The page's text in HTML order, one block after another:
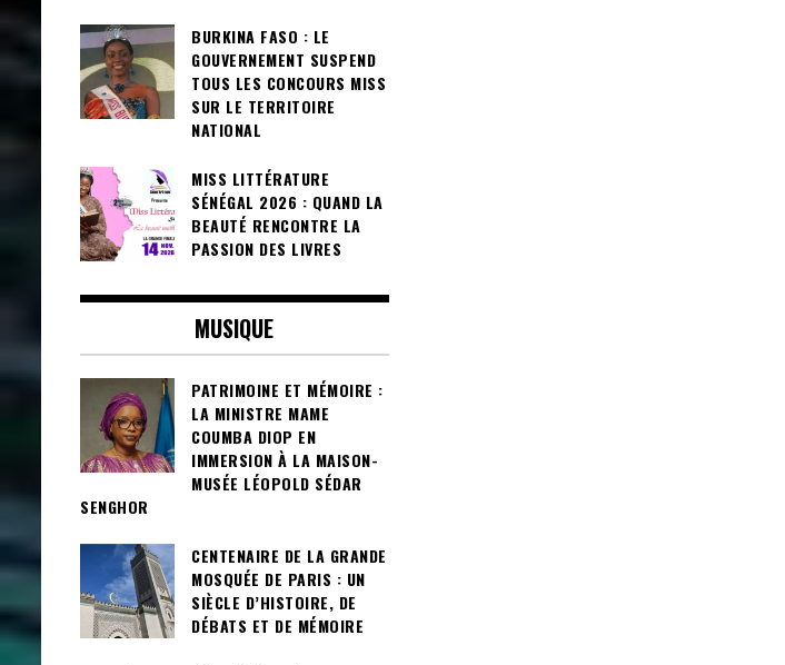
BURKINA FASO : LE
GOUVERNEMENT SUSPEND
TOUS LES CONCOURS MISS
SUR LE TERRITOIRE
NATIONAL
MISS LITTÉRATURE
SÉNÉGAL 2026 : QUAND LA
BEAUTÉ RENCONTRE LA
PASSION DES LIVRES
MUSIQUE
PATRIMOINE ET MÉMOIRE :
LA MINISTRE MAME
COUMBA DIOP EN
IMMERSION À LA MAISON-
MUSÉE LÉOPOLD SÉDAR
SENGHOR
CENTENAIRE DE LA GRANDE
MOSQUÉE DE PARIS : UN
SIÈCLE D’HISTOIRE, DE
DÉBATS ET DE MÉMOIRE